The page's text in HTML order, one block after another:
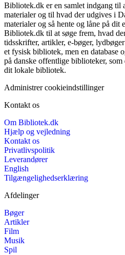
Bibliotek.dk er en samlet indgang til
materialer og til hvad der udgives i
materialer og så hente og låne på
Bibliotek.dk til at søge frem, hvad
tidsskrifter, artikler, e-bøger,
et fysisk bibliotek, men en database
på danske offentlige biblioteker,
dit lokale bibliotek.
Administrer cookieindstillinger
Kontakt os
Om Bibliotek.dk
Hjælp og vejledning
Kontakt os
Privatlivspolitik
Leverandører
English
Tilgængelighedserklæring
Afdelinger
Bøger
Artikler
Film
Musik
Spil